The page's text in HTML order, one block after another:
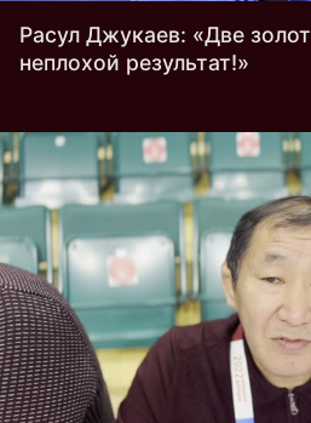
Расул Джукаев: «Две
неплохой результат!»